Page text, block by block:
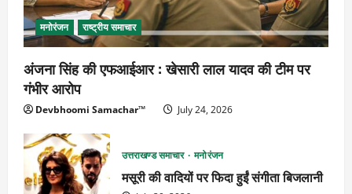
मनोरंजन राष्ट्रीय समाचार
अंजना सिंह की एफआईआर : खेसारी लाल यादव की टीम पर
गंभीर आरोप
Devbhoomi Samachar™ July 24, 2026
उत्तराखण्ड समाचार मनोरंजन
मसूरी की वादियों पर फिदा हुईं संगीता बिजलानी